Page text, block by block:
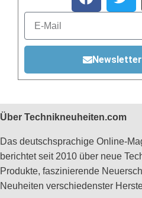
Über Technikneuheiten.com
Das deutschsprachige Online-
berichtet seit 2010 über neue
Produkte, faszinierende
Neuheiten verschiedenster